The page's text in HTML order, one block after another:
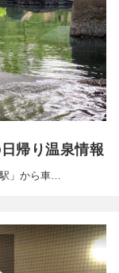
帰り温泉情報
」から車…